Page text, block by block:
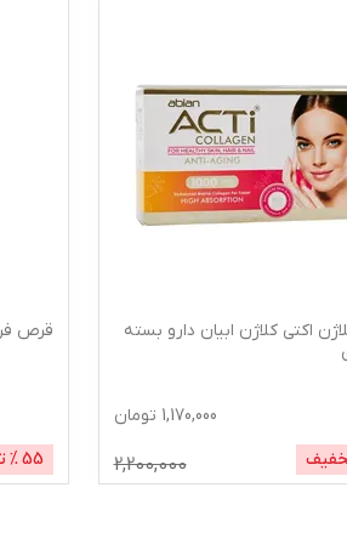
اکتی کلاژن ابیان دارو بسته
1,170,000 تومان
2,200,000
قرص
55
%